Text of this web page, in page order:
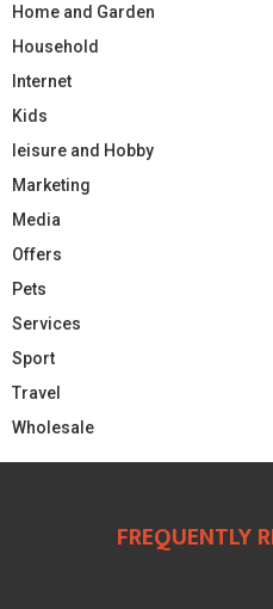
Home and Garden
Household
Internet
Kids
leisure and Hobby
Marketing
Media
Offers
Pets
Services
Sport
Travel
Wholesale
FREQUENTLY